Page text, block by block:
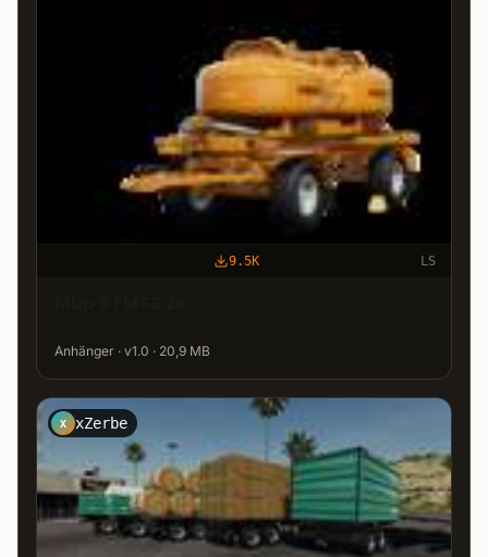
9.5K LS
Anhänger · v1.0 · 20,9 MB
X xZerbe